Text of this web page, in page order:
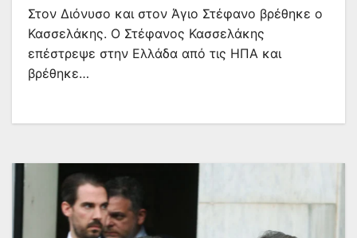
Στον Διόνυσο και στον Άγιο Στέφανο βρέθηκε ο
Κασσελάκης. Ο Στέφανος Κασσελάκης
επέστρεψε στην Ελλάδα από τις ΗΠΑ και
βρέθηκε…